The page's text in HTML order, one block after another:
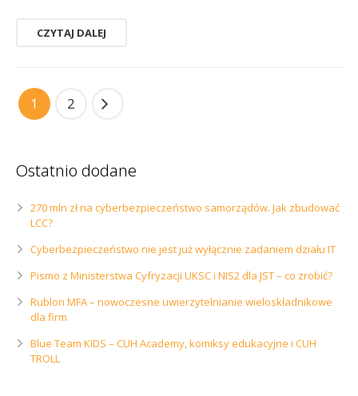
CZYTAJ DALEJ
1 2
Ostatnio dodane
270 mln zł na cyberbezpieczeństwo samorządów. Jak zbudować
LCC?
Cyberbezpieczeństwo nie jest już wyłącznie zadaniem działu IT
Pismo z Ministerstwa Cyfryzacji UKSC i NIS2 dla JST – co zrobić?
Rublon MFA – nowoczesne uwierzytelnianie wieloskładnikowe
dla firm
Blue Team KIDS – CUH Academy, komiksy edukacyjne i CUH
TROLL